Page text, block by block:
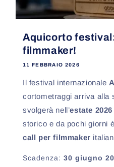
Aquicorto
filmmaker!
11 FEBBRAIO 2026
Il festival internazionale
cortometraggi arriva alla
svolgerà nell’estate 2026
storico e da pochi giorni
call per filmmaker
Scadenza: 30 giugno